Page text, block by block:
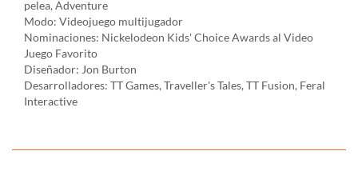
pelea, Adventure
Modo: Videojuego multijugador
Nominaciones: Nickelodeon Kids' Choice Awards al Video
Juego Favorito
Diseñador: Jon Burton
Desarrolladores: TT Games, Traveller's Tales, TT Fusion, Feral
Interactive